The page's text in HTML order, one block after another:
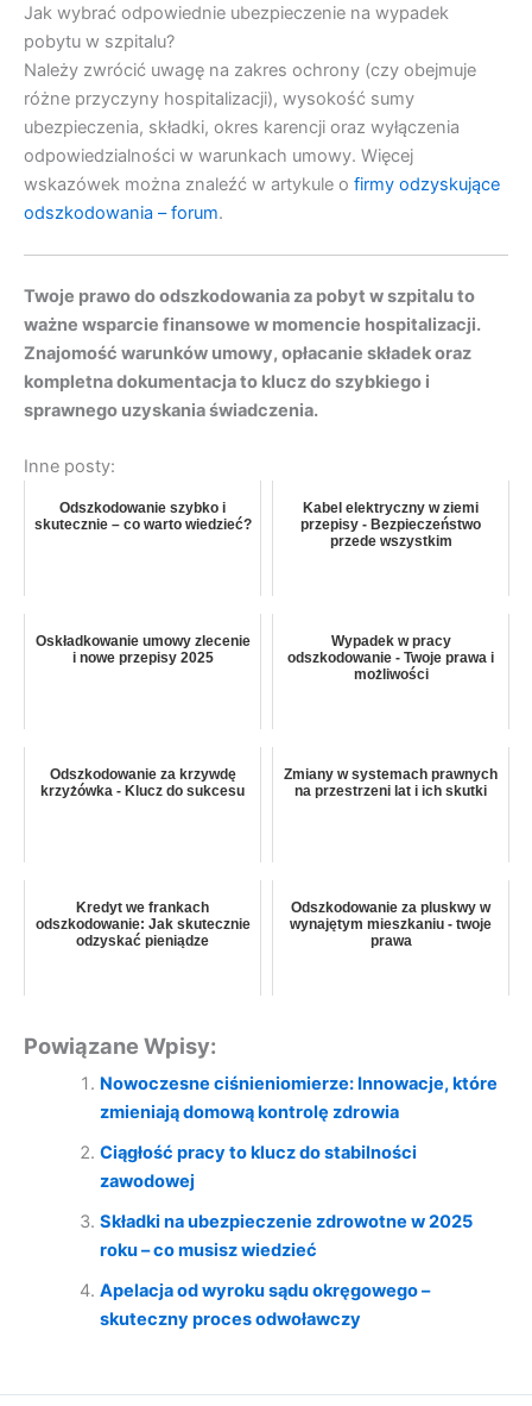
Jak wybrać odpowiednie ubezpieczenie na wypadek
pobytu w szpitalu?
Należy zwrócić uwagę na zakres ochrony (czy obejmuje
różne przyczyny hospitalizacji), wysokość sumy
ubezpieczenia, składki, okres karencji oraz wyłączenia
odpowiedzialności w warunkach umowy. Więcej
wskazówek można znaleźć w artykule o firmy odzyskujące
odszkodowania – forum.
Twoje prawo do odszkodowania za pobyt w szpitalu to
ważne wsparcie finansowe w momencie hospitalizacji.
Znajomość warunków umowy, opłacanie składek oraz
kompletna dokumentacja to klucz do szybkiego i
sprawnego uzyskania świadczenia.
Inne posty:
Odszkodowanie szybko i
skutecznie – co warto wiedzieć?
Kabel elektryczny w ziemi
przepisy - Bezpieczeństwo
przede wszystkim
Oskładkowanie umowy zlecenie
i nowe przepisy 2025
Wypadek w pracy
odszkodowanie - Twoje prawa i
możliwości
Odszkodowanie za krzywdę
krzyżówka - Klucz do sukcesu
Zmiany w systemach prawnych
na przestrzeni lat i ich skutki
Kredyt we frankach
odszkodowanie: Jak skutecznie
odzyskać pieniądze
Odszkodowanie za pluskwy w
wynajętym mieszkaniu - twoje
prawa
Powiązane Wpisy:
Nowoczesne ciśnieniomierze: Innowacje, które
zmieniają domową kontrolę zdrowia
Ciągłość pracy to klucz do stabilności
zawodowej
Składki na ubezpieczenie zdrowotne w 2025
roku – co musisz wiedzieć
Apelacja od wyroku sądu okręgowego –
skuteczny proces odwoławczy